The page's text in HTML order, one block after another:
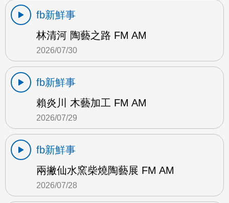
fb新鮮事
林清河 陶藝之路 FM AM
2026/07/30
fb新鮮事
賴炎川 木藝加工 FM AM
2026/07/29
fb新鮮事
兩撇仙水窯柴燒陶藝展 FM AM
2026/07/28